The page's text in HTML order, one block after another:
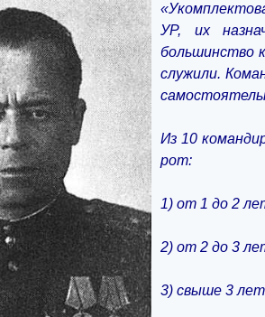
УР, их
большинство
служили.
Из 10
рот:
1) от 1 до 2
2) от 2 до 3
3) свыше 3